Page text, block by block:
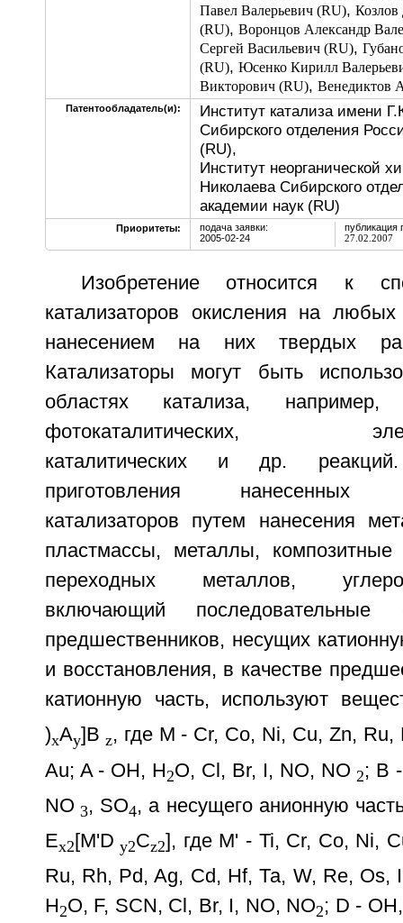
Павел Валерьевич (RU),
(RU), Воронцов Александр
Сергей Васильевич (RU),
(RU), Юсенко Кирилл
Викторович (RU), Венедиктов
Патентообладатель(и):
Институт катализа имени
Сибирского отделения
(RU),
Институт неорганической
Николаева Сибирского
академии наук (RU)
Приоритеты:
подача заявки:
2005-02-24
публикация
27.02.2007
Изобретение относится к
катализаторов окисления на
нанесением на них твердых
Катализаторы могут быть
областях катализа,
фотокаталитических,
каталитических и др.
приготовления нанесенных
катализаторов путем нанесения
пластмассы, металлы,
переходных металлов,
включающий последовательные
предшественников, несущих
и восстановления, в качестве
катионную часть, используют
)xAy]B z, где М - Cr, Co, Ni, Cu, Zn, Ru,
Au; A - OH, H2O, Cl, Br, I, NO, NO 2; В
NO 3, SO4, а несущего анионную
Ex2 [M'D у2Cz2], где М' - Ti, Cr, Со, Ni,
Ru, Rh, Pd, Ag, Cd, Hf, Та, W, Re,
Н 2O, F, SCN, Cl, Br, I, NO, NO2; D -